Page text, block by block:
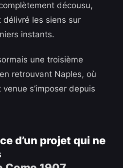
décousu,
les siens sur
instants.
une troisième
retrouvant Naples, où
s’imposer depuis
d’un projet qui ne